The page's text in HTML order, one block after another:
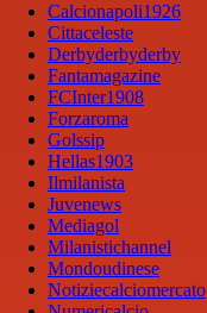
Calcionapoli1926
Cittaceleste
Derbyderbyderby
Fantamagazine
FCInter1908
Forzaroma
Golssip
Hellas1903
Ilmilanista
Juvenews
Mediagol
Milanistichannel
Mondoudinese
Notiziecalciomercato